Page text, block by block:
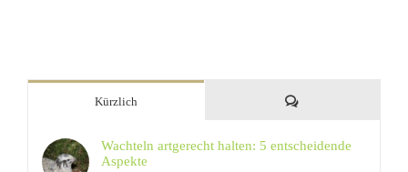
Kürzlich Kommentare
Wachteln artgerecht halten: 5 entscheidende
Aspekte